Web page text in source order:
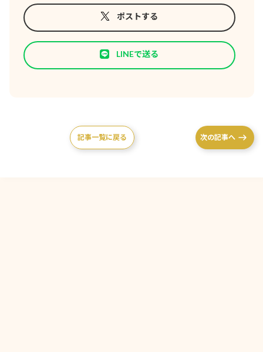
ポストする
LINEで送る
記事一覧に戻る 次の記事へ